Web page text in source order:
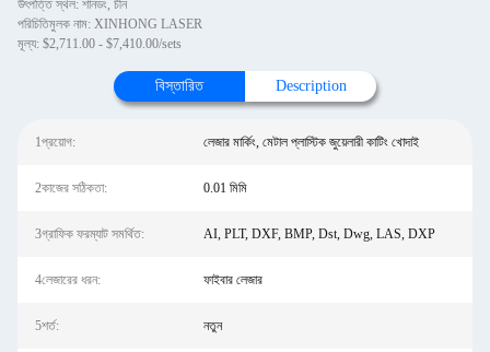
উৎপত্তি স্থল: শানডং, চীন
পরিচিতিমুলক নাম: XINHONG LASER
মূল্য: $2,711.00 - $7,410.00/sets
বিস্তারিত Description
1প্রয়োগ: লেজার মার্কিং, মেটাল প্লাস্টিক জুয়েলারী কাটিং খোদাই
2কাজের সঠিকতা: 0.01 মিমি
3গ্রাফিক ফরম্যাট সমর্থিত: AI, PLT, DXF, BMP, Dst, Dwg, LAS, DXP
4লেজারের ধরন: ফাইবার লেজার
5শর্ত: নতুন